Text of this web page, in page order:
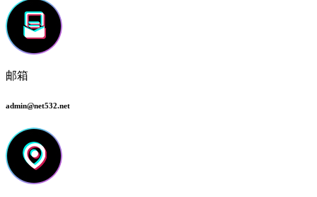
邮箱
admin@net532.net